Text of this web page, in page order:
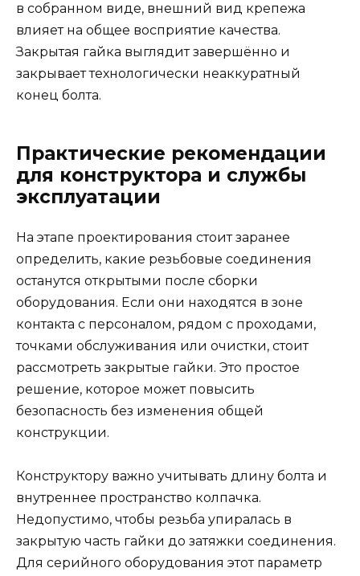
в собранном виде, внешний вид крепежа
влияет на общее восприятие качества.
Закрытая гайка выглядит завершённо и
закрывает технологически неаккуратный
конец болта.
Практические рекомендации
для конструктора и службы
эксплуатации
На этапе проектирования стоит заранее
определить, какие резьбовые соединения
останутся открытыми после сборки
оборудования. Если они находятся в зоне
контакта с персоналом, рядом с проходами,
точками обслуживания или очистки, стоит
рассмотреть закрытые гайки. Это простое
решение, которое может повысить
безопасность без изменения общей
конструкции.
Конструктору важно учитывать длину болта и
внутреннее пространство колпачка.
Недопустимо, чтобы резьба упиралась в
закрытую часть гайки до затяжки соединения.
Для серийного оборудования этот параметр